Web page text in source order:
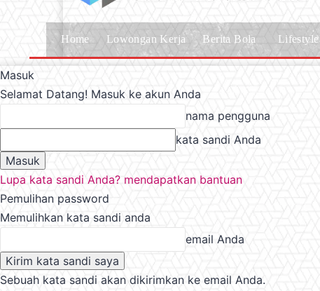
Home Lowongan Kerja Berita Bola Lifestyle
Masuk
Selamat Datang! Masuk ke akun Anda
nama pengguna
kata sandi Anda
Lupa kata sandi Anda? mendapatkan bantuan
Pemulihan password
Memulihkan kata sandi anda
email Anda
Sebuah kata sandi akan dikirimkan ke email Anda.